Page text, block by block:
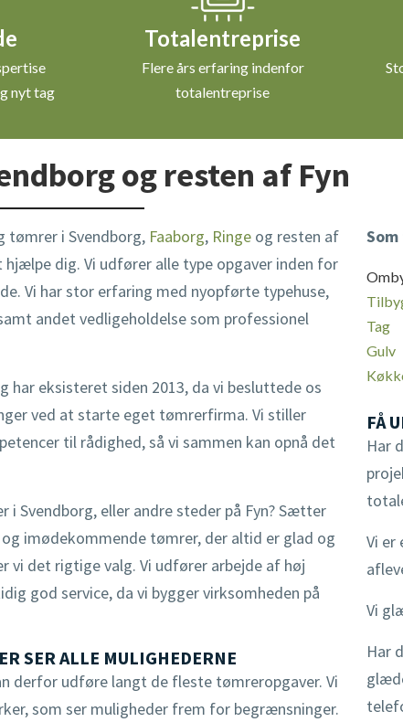
nyt tag
Totalentreprise
Flere års erfaring indenfor
totalentreprise
og resten af Fyn
tømrer i Svendborg, Faaborg, Ringe og resten af
hjælpe dig. Vi udfører alle type opgaver inden for
Vi har stor erfaring med nyopførte typehuse,
andet vedligeholdelse som professionel
har eksisteret siden 2013, da vi besluttede os
ved at starte eget tømrerfirma. Vi stiller
til rådighed, så vi sammen kan opnå det
i Svendborg, eller andre steder på Fyn? Sætter
imødekommende tømrer, der altid er glad og
vi det rigtige valg. Vi udfører arbejde af høj
god service, da vi bygger virksomheden på
SER ALLE MULIGHEDERNE
derfor udføre langt de fleste tømreropgaver. Vi
som ser muligheder frem for begrænsninger.
Tag
Gulv
FÅ
Har
Vi er
Vi
Har